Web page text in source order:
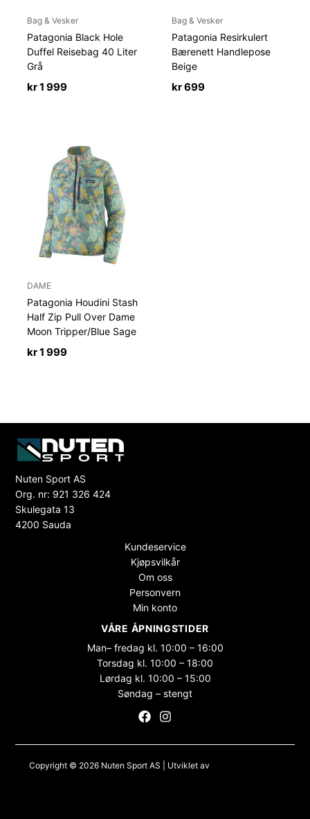
Bag & Vesker
Patagonia Black Hole
Duffel Reisebag 40 Liter
Grå
kr1 999
Bag & Vesker
Patagonia Resirkulert
Bærenett Handlepose
Beige
kr699
DAME
Patagonia Houdini Stash
Half Zip Pull Over Dame
Moon Tripper/Blue Sage
kr1 999
Nuten Sport AS
Org. nr: 921 326 424
Skulegata 13
4200 Sauda
Kundeservice
Kjøpsvilkår
Om oss
Personvern
Min konto
VÅRE ÅPNINGSTIDER
Man– fredag kl. 10:00 – 16:00
Torsdag kl. 10:00 – 18:00
Lørdag kl. 10:00 – 15:00
Søndag – stengt
Copyright © 2026 Nuten Sport AS | Utviklet av